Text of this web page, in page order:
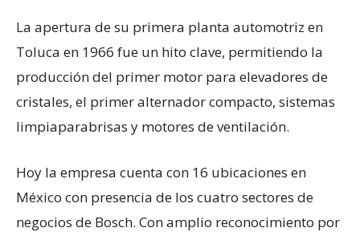
La apertura de su primera planta automotriz en
Toluca en 1966 fue un hito clave, permitiendo la
producción del primer motor para elevadores de
cristales, el primer alternador compacto, sistemas
limpiaparabrisas y motores de ventilación.
Hoy la empresa cuenta con 16 ubicaciones en
México con presencia de los cuatro sectores de
negocios de Bosch. Con amplio reconocimiento por